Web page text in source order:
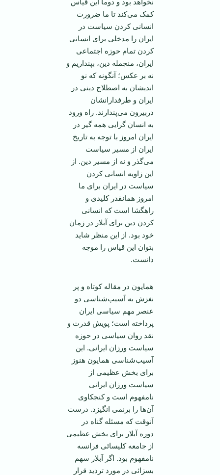
نخواهد بود و دوما این قیاس
کمک می‌کند تا ما ضرورت
انسانی کردن سیاست در
ایران را مدخلی برای انسانی
کردن تمام حوزه اجتماعی
ایران، منجمله دین، بپنداریم و
نه بر عکس؛ آنگونه که نو
اندیشان به اصطلاح دینی در
ایران و طرفدارانشان
دربیرون می‌پندارند. راه ورود
به انسان گرایی همه گیر در
ایران امروز با توجه به تاریخ
ایران از مسیر سیاست
می‌گذر و نه از مسیر دین. از
این زاویه انسانی کردن
سیاست در ایران برای ما
امروز همانقدر کلیدی و
راهگشا است که انسانی
کردن دین برای آبلار در زمان
خود بود. از این منظر شاید
بتوان این قیاس را موجه
دانست.
همایون در مقاله کوتاه و پر
نغزش به آسیب‌شناسی دو
عنصر مهم سیاسی ایران
پرداخته است؛ پویش قدرت و
نقد روان سیاسی در حوزه
سیاست ورزان ایرانی. این
آسیب‌شناسی همایون هنوز
برای بخش عظیمی از
سیاست ورزان ایرانی
نامفهوم است و کنجکاوی
آن‌ها را برنمی انگیزد. درست
آنوقت که مسئله گناه در
دوره آبلار برای بخش عظیمی
از جامعه کلیسائی فرانسه
نامفهوم بود. اگر آبلار سهم
بسزائی در مورد تردید قرار